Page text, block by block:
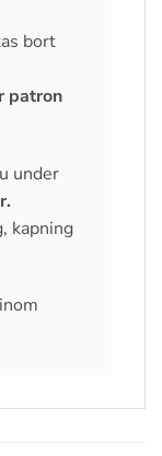
bort
patron
under
kapning